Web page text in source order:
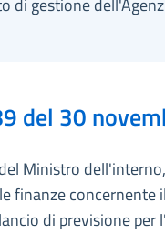
di gestione
del 30
Ministro
finanze
di previsione